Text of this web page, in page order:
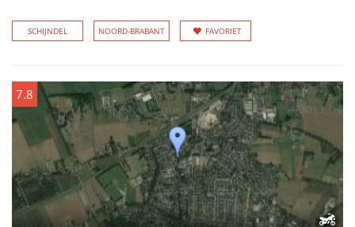
SCHIJNDEL NOORD-BRABANT FAVORIET
7.8